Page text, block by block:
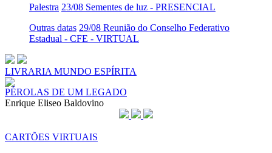
Palestra 23/08 Sementes de luz - PRESENCIAL
Outras datas 29/08 Reunião do Conselho Federativo
Estadual - CFE - VIRTUAL
LIVRARIA MUNDO ESPÍRITA
PÉROLAS DE UM LEGADO
Enrique Eliseo Baldovino
CARTÕES VIRTUAIS